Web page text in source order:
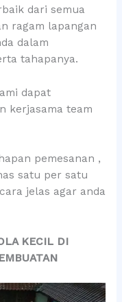
dari semua
ragam lapangan
dalam
tahapanya.
dapat
kerjasama team
pemesanan ,
satu per satu
jelas agar anda
KECIL DI